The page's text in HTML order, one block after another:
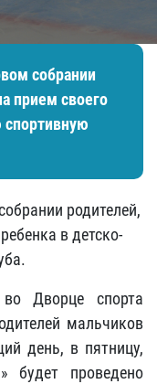
собрании
прием своего
родителей,
в детско-
Дворце спорта
мальчиков
день, в пятницу,
проведено